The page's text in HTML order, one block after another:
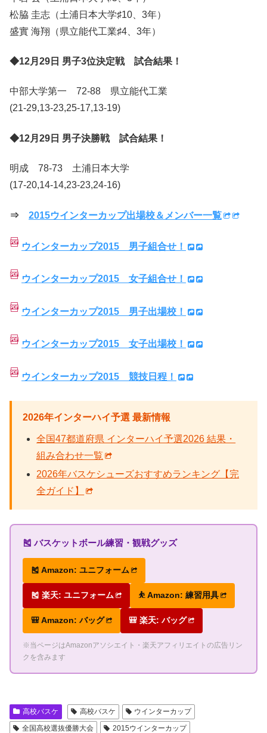
松脇 圭志（土浦日本大学♯10、3年）
盛實 海翔（県立能代工業♯4、3年）
◆12月29日 男子3位決定戦 試合結果！
中部大学第一 72-88 県立能代工業
(21-29,13-23,25-17,13-19)
◆12月29日 男子決勝戦 試合結果！
明成 78-73 土浦日本大学
(17-20,14-14,23-23,24-16)
⇒ 2015ウインターカップ出場校＆メンバー一覧
ウインターカップ2015 男子組合せ！
ウインターカップ2015 女子組合せ！
ウインターカップ2015 男子出場校！
ウインターカップ2015 女子出場校！
ウインターカップ2015 競技日程！
2026年インターハイ予選 最新情報
全国47都道府県 インターハイ予選2026 結果・
組み合わせ一覧
2026年バスケシューズおすすめランキング【完
全ガイド】
🎽 バスケットボール練習・観戦グッズ
🎽 Amazon: ユニフォーム
🎽 楽天: ユニフォーム ⛹ Amazon: 練習用具
🎒 Amazon: バッグ 🎒 楽天: バッグ
※当ページはAmazonアソシエイト・楽天アフィリエイトの広告リン
クを含みます
高校バスケ 高校バスケ
ウインターカップ
全国高校選抜優勝大会
2015ウインターカップ